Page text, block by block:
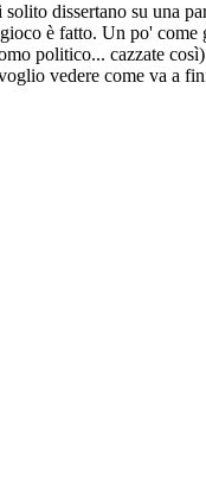
dissertano su una
è fatto. Un po'
politico... cazzate
vedere come va a